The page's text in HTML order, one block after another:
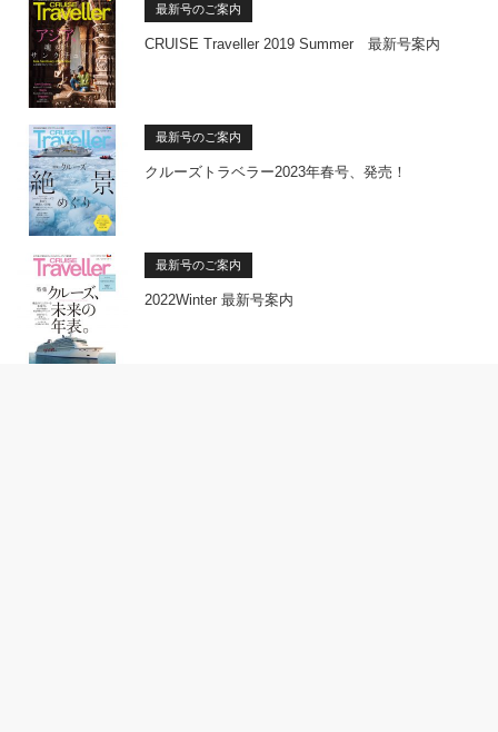
最新号のご案内
CRUISE Traveller 2019 Summer 最新号案内
最新号のご案内
クルーズトラベラー2023年春号、発売！
最新号のご案内
2022Winter 最新号案内